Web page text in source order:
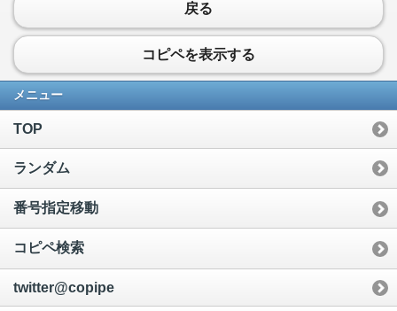
戻る
コピペを表示する
メニュー
TOP
ランダム
番号指定移動
コピペ検索
twitter@copipe